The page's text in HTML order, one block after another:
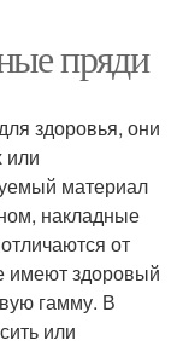
пряди
здоровья, они
или
материал
накладные
от
имеют здоровый
гамму. В
или